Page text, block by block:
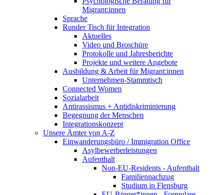
Migrant:innen
Sprache
Runder Tisch für Integration
Aktuelles
Video und Broschüre
Protokolle und Jahresberichte
Projekte und weitere Angebote
Ausbildung & Arbeit für Migrant:innen
Unternehmen-Stammtisch
Connected Women
Sozialarbeit
Antirassismus + Antidiskriminierung
Begegnung der Menschen
Integrationskonzept
Unsere Ämter von A-Z
Einwanderungsbüro / Immigration Office
Asylbewerberleistungen
Aufenthalt
Non-EU-Residents - Aufenthalt
Familiennachzug
Studium in Flensburg